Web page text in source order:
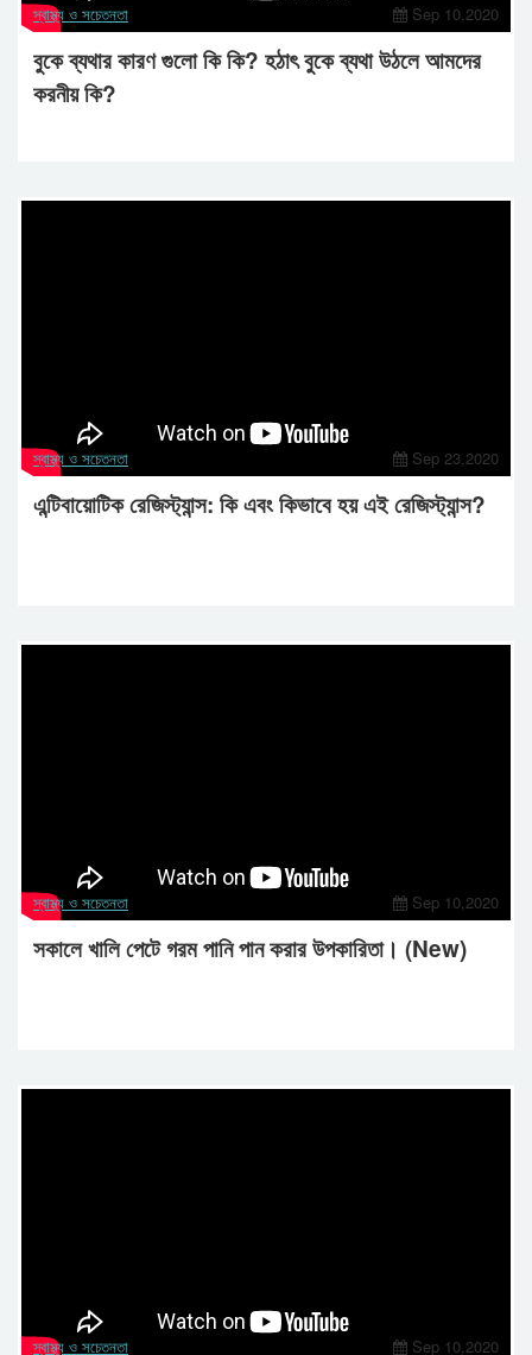
স্বাস্থ্য ও সচেতনতা Sep 10,2020
বুকে ব্যথার কারণ গুলো কি কি? হঠাৎ বুকে ব্যথা উঠলে আমদের
করনীয় কি?
স্বাস্থ্য ও সচেতনতা Sep 23,2020
এন্টিবায়োটিক রেজিস্ট্যান্স: কি এবং কিভাবে হয় এই রেজিস্ট্যান্স?
স্বাস্থ্য ও সচেতনতা Sep 10,2020
সকালে খালি পেটে গরম পানি পান করার উপকারিতা। (New)
স্বাস্থ্য ও সচেতনতা Sep 10,2020